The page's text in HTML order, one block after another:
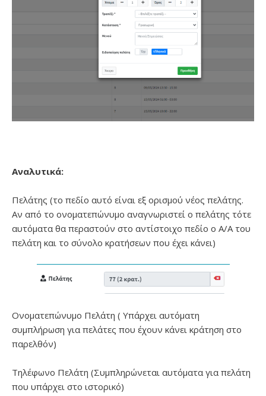
Αναλυτικά:
Πελάτης (το πεδίο αυτό είναι εξ ορισμού νέος πελάτης.
Αν από το ονοματεπώνυμο αναγνωριστεί ο πελάτης τότε
αυτόματα θα περαστούν στο αντίστοιχο πεδίο ο Α/Α του
πελάτη και το σύνολο κρατήσεων που έχει κάνει)
Ονοματεπώνυμο Πελάτη ( Υπάρχει αυτόματη
συμπλήρωση για πελάτες που έχουν κάνει κράτηση στο
παρελθόν)
Τηλέφωνο Πελάτη (Συμπληρώνεται αυτόματα για πελάτη
που υπάρχει στο ιστορικό)